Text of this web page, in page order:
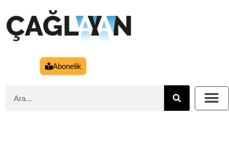
Abonelik